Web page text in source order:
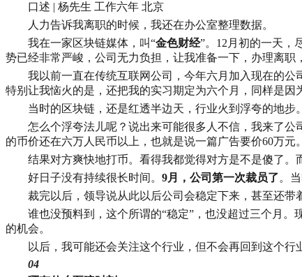
口述 | 杨先生 工作六年 北京
人力告诉我离职的时候，我还在办公室整理数据。
我在一家区块链媒体，叫“金色财经”。12月初的一天，
势已经非常严峻，公司无力负担，让我准备一下，办理离职
我以前一直在传统互联网公司，今年六月加入现在的公
特别让我恼火的是，还把我的实习期定为六个月，同样是因
当时的区块链，还是红透半边天，行业火到浮夸的地步。
怎么个浮夸法儿呢？说出来可能很多人不信，我来了
的币价还在六万人民币以上，也就是说一篇广告要价60万元。
结果对方爽快地打币。看得我都觉得对方是不是傻了。
好日子没有持续很长时间。 9月，公司第一次裁员了。
裁完以后，领导说从此以后公司会稳定下来，甚至还带
谁也没预料到，这个所谓的“稳定”，也没超过三个月
的机会。
以后，我可能还会关注这个行业，但不会再回到这个行
04